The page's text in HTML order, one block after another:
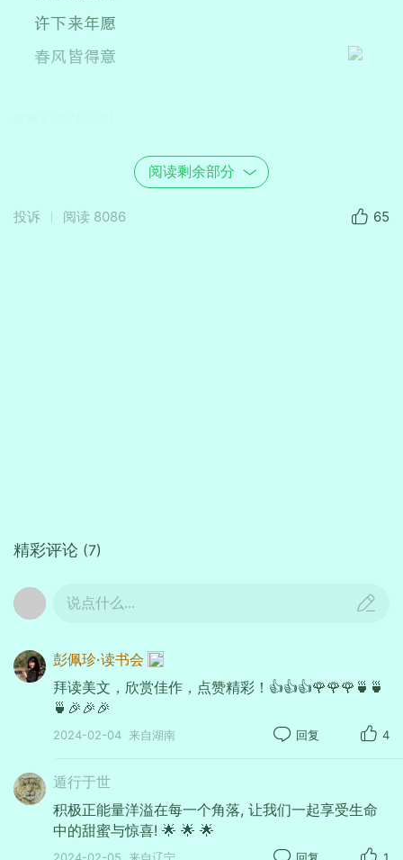
许下来年愿
春风皆得意
阅读剩余部分
投诉 阅读 8086 65
精彩评论 (7)
说点什么...
彭佩珍·读书会
拜读美文，欣赏佳作，点赞精彩！👍👍👍🌹🌹🌹🍵🍵
🍵🎉🎉🎉
2024-02-04 来自湖南 回复 4
遁行于世
积极正能量洋溢在每一个角落, 让我们一起享受生命
中的甜蜜与惊喜! 🌟️ 🌟️ 🌟️